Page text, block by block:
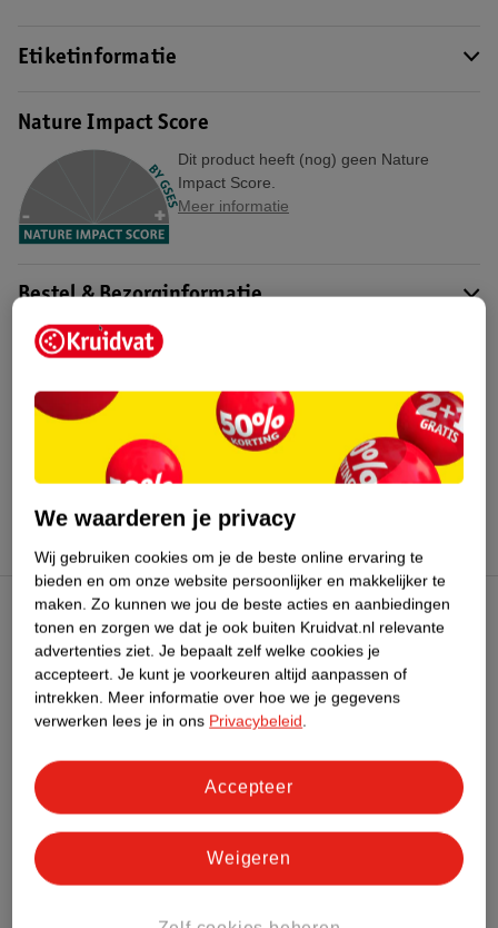
Etiketinformatie
Nature Impact Score
Dit product heeft (nog) geen Nature
Impact Score.
Meer informatie
Bestel & Bezorginformatie
Alle Wiegen
Hoe controleren wij de reviews?
Kruidvat Club
Klantenservice
We waarderen je privacy
Wij gebruiken cookies om je de beste online ervaring te
bieden en om onze website persoonlijker en makkelijker te
maken. Zo kunnen we jou de beste acties en aanbiedingen
tonen en zorgen we dat je ook buiten Kruidvat.nl relevante
advertenties ziet. Je bepaalt zelf welke cookies je
accepteert. Je kunt je voorkeuren altijd aanpassen of
intrekken. Meer informatie over hoe we je gegevens
verwerken lees je in ons Privacybeleid.
Weigeren
Accepteer